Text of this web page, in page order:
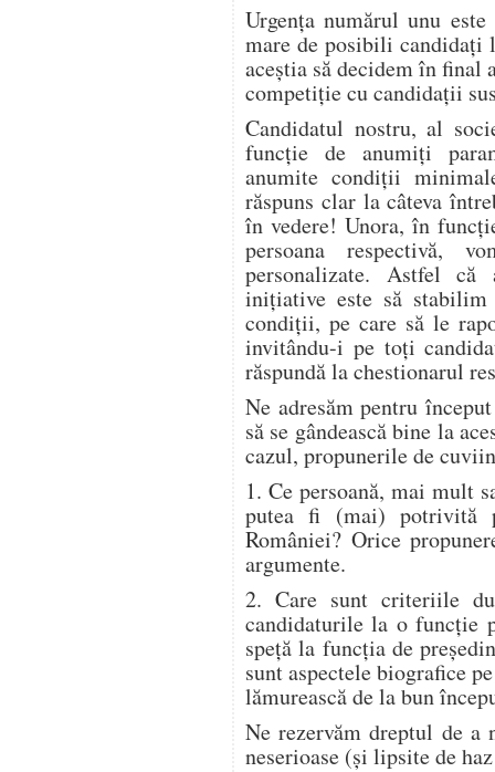
Urgența numărul unu
mare de posibili candidați
aceștia să decidem în final
competiție cu candidații
Candidatul nostru, al
funcție de anumiți
anumite condiții
răspuns clar la câteva
în vedere! Unora, în
persoana respectivă,
personalizate. Astfel
inițiative este să
condiții, pe care să le
invitându-i pe toți
răspundă la chestionarul
Ne adresăm pentru
să se gândească bine la
cazul, propunerile de
1. Ce persoană, mai mult
putea fi (mai) potrivită
României? Orice
argumente.
2. Care sunt criteriile
candidaturile la o funcție
speță la funcția de
sunt aspectele biografice
lămurească de la bun
Ne rezervăm dreptul de a
neserioase (și lipsite de